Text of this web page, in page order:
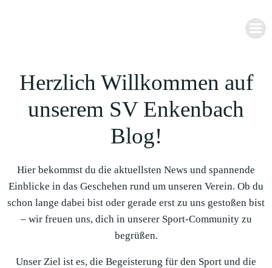
Herzlich Willkommen auf
unserem SV Enkenbach
Blog!
Hier bekommst du die aktuellsten News und spannende
Einblicke in das Geschehen rund um unseren Verein. Ob du
schon lange dabei bist oder gerade erst zu uns gestoßen bist
– wir freuen uns, dich in unserer Sport-Community zu
begrüßen.
Unser Ziel ist es, die Begeisterung für den Sport und die